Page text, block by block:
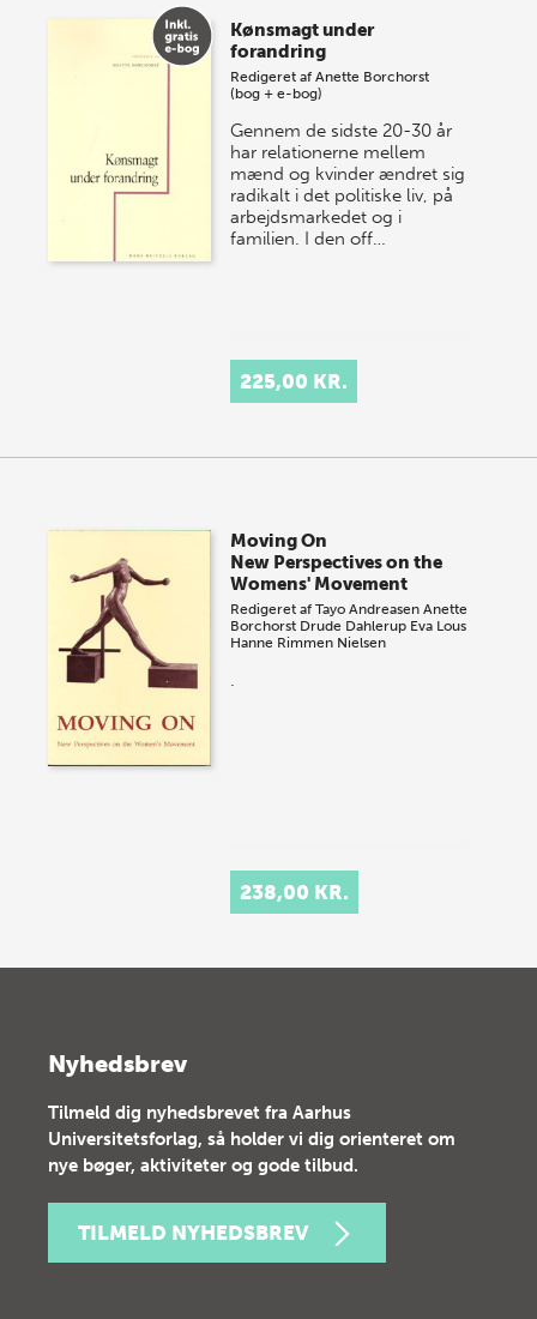
Kønsmagt under
forandring
Redigeret afAnette Borchorst
(bog + e-bog)
Gennem de sidste 20-30 år
har relationerne mellem
mænd og kvinder ændret sig
radikalt i det politiske liv, på
arbejdsmarkedet og i
familien. I den off…
225,00 KR.
Moving On
New Perspectives on the
Womens' Movement
Redigeret afTayo Andreasen Anette
Borchorst Drude Dahlerup Eva Lous
Hanne Rimmen Nielsen
.
238,00 KR.
Nyhedsbrev
Tilmeld dig nyhedsbrevet fra Aarhus
Universitetsforlag, så holder vi dig orienteret om
nye bøger, aktiviteter og gode tilbud.
TILMELD NYHEDSBREV